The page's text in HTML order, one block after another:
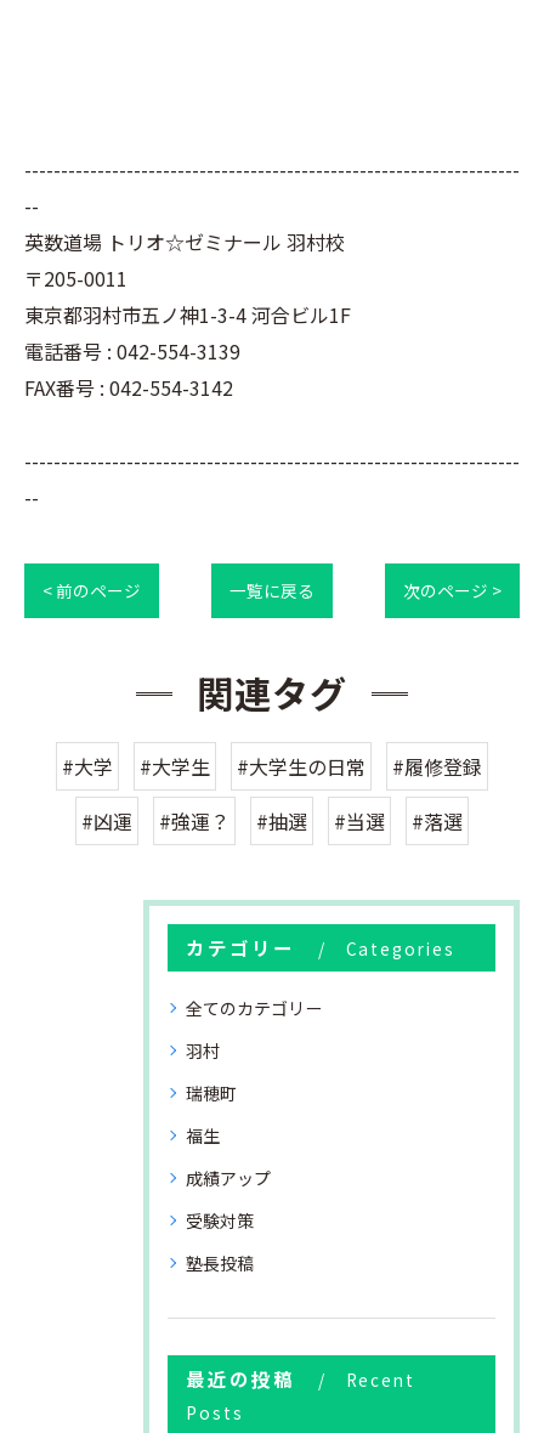
--------------------------------------------------------------------
--
英数道場 トリオ☆ゼミナール 羽村校
〒205-0011
東京都羽村市五ノ神1-3-4 河合ビル1F
電話番号 : 042-554-3139
FAX番号 : 042-554-3142
--------------------------------------------------------------------
--
< 前のページ 一覧に戻る 次のページ >
関連タグ
#大学 #大学生 #大学生の日常
#履修登録
#凶運
#強運？ #抽選 #当選 #落選
カテゴリー Categories
全てのカテゴリー
羽村
瑞穂町
福生
成績アップ
受験対策
塾長投稿
最近の投稿
Recent
Posts